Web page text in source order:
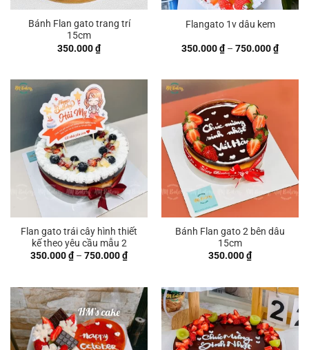
Bánh Flan gato trang trí
15cm
350.000₫
Flangato 1v dâu kem
350.000₫ – 750.000₫
giá:
Flan gato trái cây hình thiết
kế theo yêu cầu mẫu 2
350.000₫ – 750.000₫Khoảng
giá:
đến
750.000 ₫
Bánh Flan gato 2 bên dâu
15cm
350.000₫